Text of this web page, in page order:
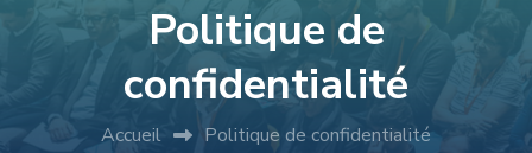
Politique de
confidentialité
Accueil Politique de confidentialité